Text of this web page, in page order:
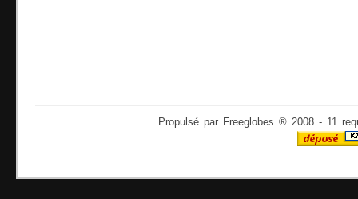
Propulsé par Freeglobes ® 2008 - 11